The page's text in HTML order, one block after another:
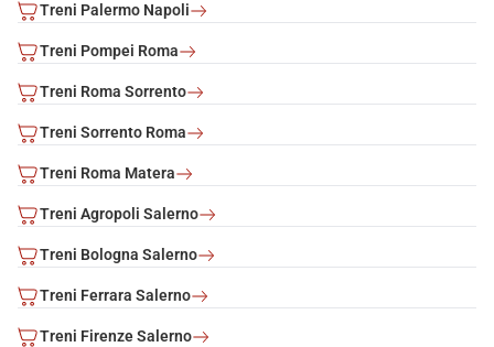
Treni Palermo Napoli
Treni Pompei Roma
Treni Roma Sorrento
Treni Sorrento Roma
Treni Roma Matera
Treni Agropoli Salerno
Treni Bologna Salerno
Treni Ferrara Salerno
Treni Firenze Salerno